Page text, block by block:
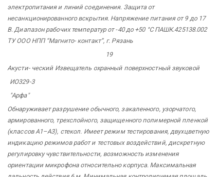
электропитания и линий соединения. Защита от
несанкционированного вскрытия. Напряжение питания от 9 до 17
В. Диапазон рабочих температур от -40 до +50 °С ПАШК.425138.002
ТУ ООО НПП “Магнито-контакт”, г. Рязань
19
Акусти-ческий Извещатель охранный поверхностныйзвуковой
ИО329-3
"Арфа"
Обнаруживает разрушение обычного, закаленного, узорчатого,
армированного, трехслойного, защищенного полимерной пленкой
(классов А1–А3), стекол. Имеет режим тестирования, двухцветную
индикацию режимов работ и тестовых воздействий, дискретную
регулировку чувствительности, возможность изменения
ориентации микрофона относительно корпуса. Максимальная